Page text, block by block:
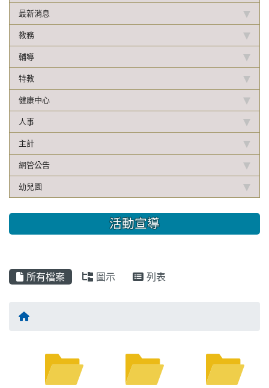
最新消息
教務
輔導
特教
健康中心
人事
主計
網管公告
幼兒園
活動宣導
所有檔案 圖示 列表
Files List